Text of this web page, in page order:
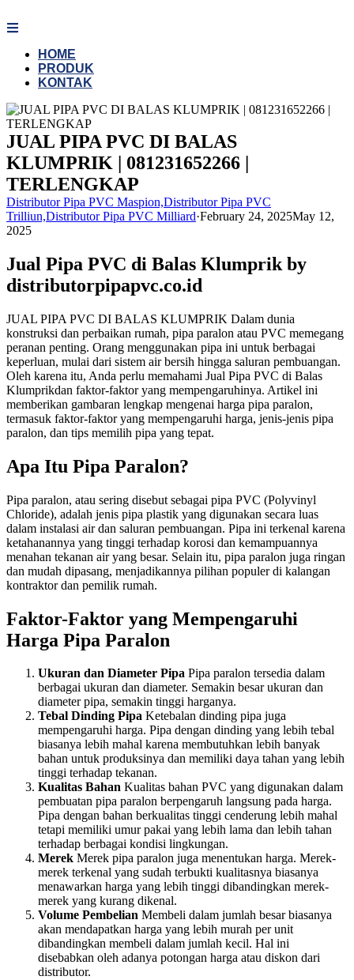
to
HOME
PRODUK
KONTAK
JUAL PIPA PVC DI BALAS
KLUMPRIK | 081231652266 |
TERLENGKAP
Distributor Pipa PVC Maspion,Distributor Pipa PVC
Trilliun,Distributor Pipa PVC Milliard·February 24, 2025May 12,
2025
Jual Pipa PVC di Balas Klumprik by
distributorpipapvc.co.id
JUAL PIPA PVC DI BALAS KLUMPRIK Dalam dunia
konstruksi dan perbaikan rumah, pipa paralon atau PVC memegang
peranan penting. Orang menggunakan pipa ini untuk berbagai
keperluan, mulai dari sistem air bersih hingga saluran pembuangan.
Oleh karena itu, Anda perlu memahami Jual Pipa PVC di Balas
Klumprikdan faktor-faktor yang mempengaruhinya. Artikel ini
memberikan gambaran lengkap mengenai harga pipa paralon,
termasuk faktor-faktor yang mempengaruhi harga, jenis-jenis pipa
paralon, dan tips memilih pipa yang tepat.
Apa Itu Pipa Paralon?
Pipa paralon, atau sering disebut sebagai pipa PVC (Polyvinyl
Chloride), adalah jenis pipa plastik yang digunakan secara luas
dalam instalasi air dan saluran pembuangan. Pipa ini terkenal karena
ketahanannya yang tinggi terhadap korosi dan kemampuannya
menahan tekanan air yang besar. Selain itu, pipa paralon juga ringan
dan mudah dipasang, menjadikannya pilihan populer di kalangan
kontraktor dan pemilik rumah.
Faktor-Faktor yang Mempengaruhi
Harga Pipa Paralon
Ukuran dan Diameter Pipa Pipa paralon tersedia dalam
berbagai ukuran dan diameter. Semakin besar ukuran dan
diameter pipa, semakin tinggi harganya.
Tebal Dinding Pipa Ketebalan dinding pipa juga
mempengaruhi harga. Pipa dengan dinding yang lebih tebal
biasanya lebih mahal karena membutuhkan lebih banyak
bahan untuk produksinya dan memiliki daya tahan yang lebih
tinggi terhadap tekanan.
Kualitas Bahan Kualitas bahan PVC yang digunakan dalam
pembuatan pipa paralon berpengaruh langsung pada harga.
Pipa dengan bahan berkualitas tinggi cenderung lebih mahal
tetapi memiliki umur pakai yang lebih lama dan lebih tahan
terhadap berbagai kondisi lingkungan.
Merek Merek pipa paralon juga menentukan harga. Merek-
merek terkenal yang sudah terbukti kualitasnya biasanya
menawarkan harga yang lebih tinggi dibandingkan merek-
merek yang kurang dikenal.
Volume Pembelian Membeli dalam jumlah besar biasanya
akan mendapatkan harga yang lebih murah per unit
dibandingkan membeli dalam jumlah kecil. Hal ini
disebabkan oleh adanya potongan harga atau diskon dari
distributor.